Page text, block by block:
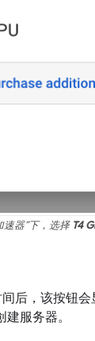
速器”下，选择 T4
后，该按钮
服务器。